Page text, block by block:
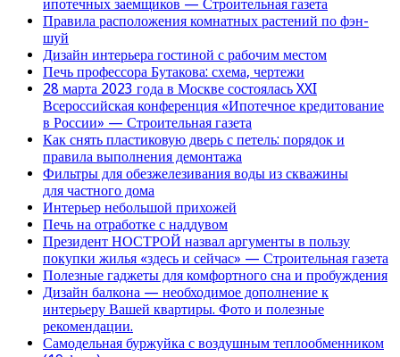
ипотечных заемщиков — Строительная газета
Правила расположения комнатных растений по фэн-
шуй
Дизайн интерьера гостиной с рабочим местом
Печь профессора Бутакова: схема, чертежи
28 марта 2023 года в Москве состоялась XXI
Всероссийская конференция «Ипотечное кредитование
в России» — Строительная газета
Как снять пластиковую дверь с петель: порядок и
правила выполнения демонтажа
Фильтры для обезжелезивания воды из скважины
для частного дома
Интерьер небольшой прихожей
Печь на отработке с наддувом
Президент НОСТРОЙ назвал аргументы в пользу
покупки жилья «здесь и сейчас» — Строительная газета
Полезные гаджеты для комфортного сна и пробуждения
Дизайн балкона — необходимое дополнение к
интерьеру Вашей квартиры. Фото и полезные
рекомендации.
Самодельная буржуйка с воздушным теплообменником